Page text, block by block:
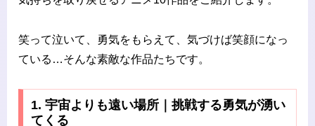
笑って泣いて、勇気をもらえて、気づけば笑顔になっ
ている…そんな素敵な作品たちです。
1. 宇宙よりも遠い場所｜挑戦する勇気が湧い
てくる